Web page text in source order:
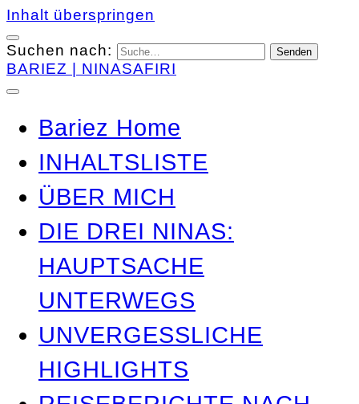
Inhalt überspringen
Suchen nach:
BARIEZ | NINASAFIRI
Bariez Home
INHALTSLISTE
ÜBER MICH
DIE DREI NINAS:
HAUPTSACHE
UNTERWEGS
UNVERGESSLICHE
HIGHLIGHTS